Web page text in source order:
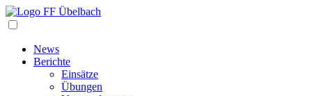
News
Berichte
Einsätze
Übungen